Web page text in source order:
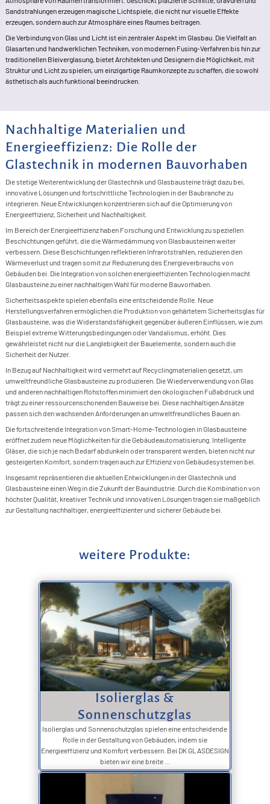
Sandstrahlungen erzeugen magische Lichtspiele, die nicht nur visuelle Effekte
erzeugen, sondern auch zur Atmosphäre eines Raumes beitragen.
Die Verbindung von Glas und Licht ist ein zentraler Aspekt im Glasbau. Die Vielfalt an
Glasarten und handwerklichen Techniken, von modernen Fusing-Verfahren bis hin zur
traditionellen Bleiverglasung, bietet Architekten und Designern die Möglichkeit, mit
Struktur und Licht zu spielen, um einzigartige Raumkonzepte zu schaffen, die sowohl
ästhetisch als auch funktional beeindrucken.
Nachhaltige Materialien und
Energieeffizienz: Die Rolle der
Glastechnik in modernen Bauvorhaben
Die stetige Weiterentwicklung der Glastechnik und Glasbausteine trägt dazu bei,
innovative Lösungen und fortschrittliche Technologien in der Baubranche zu
integrieren. Neue Entwicklungen konzentrieren sich auf die Optimierung von
Energieeffizienz, Sicherheit und Nachhaltigkeit.
Im Bereich der Energieeffizienz haben Forschung und Entwicklung zu speziellen
Beschichtungen geführt, die die Wärmedämmung von Glasbausteinen weiter
verbessern. Diese Beschichtungen reflektieren Infrarotstrahlen, reduzieren den
Wärmeverlust und tragen somit zur Reduzierung des Energieverbrauchs von
Gebäuden bei. Die Integration von solchen energieeffizienten Technologien macht
Glasbausteine zu einer nachhaltigen Wahl für moderne Bauvorhaben.
Sicherheitsaspekte spielen ebenfalls eine entscheidende Rolle. Neue
Herstellungsverfahren ermöglichen die Produktion von gehärtetem Sicherheitsglas für
Glasbausteine, was die Widerstandsfähigkeit gegenüber äußeren Einflüssen, wie zum
Beispiel extreme Witterungsbedingungen oder Vandalismus, erhöht. Dies
gewährleistet nicht nur die Langlebigkeit der Bauelemente, sondern auch die
Sicherheit der Nutzer.
In Bezug auf Nachhaltigkeit wird vermehrt auf Recyclingmaterialien gesetzt, um
umweltfreundliche Glasbausteine zu produzieren. Die Wiederverwendung von Glas
und anderen nachhaltigen Rohstoffen minimiert den ökologischen Fußabdruck und
trägt zu einer ressourcenschonenden Bauweise bei. Diese nachhaltigen Ansätze
passen sich den wachsenden Anforderungen an umweltfreundliches Bauen an.
Die fortschreitende Integration von Smart-Home-Technologien in Glasbausteine
eröffnet zudem neue Möglichkeiten für die Gebäudeautomatisierung. Intelligente
Gläser, die sich je nach Bedarf abdunkeln oder transparent werden, bieten nicht nur
gesteigerten Komfort, sondern tragen auch zur Effizienz von Gebäudesystemen bei.
Insgesamt repräsentieren die aktuellen Entwicklungen in der Glastechnik und
Glasbausteine einen Weg in die Zukunft der Bauindustrie. Durch die Kombination von
höchster Qualität, kreativer Technik und innovativen Lösungen tragen sie maßgeblich
zur Gestaltung nachhaltiger, energieeffizienter und sicherer Gebäude bei.
weitere Produkte:
Isolierglas &
Sonnenschutzglas
Isolierglas und Sonnenschutzglas spielen eine entscheidende
Rolle in der Gestaltung von Gebäuden, indem sie
Energieeffizienz und Komfort verbessern. Bei DK GLASDESIGN
bieten wir eine breite ...